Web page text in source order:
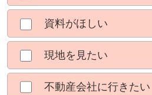
資料がほしい
現地を見たい
不動産会社に行きたい